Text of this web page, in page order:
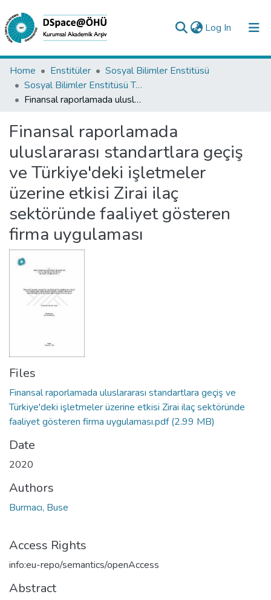
Log In (current)
Collections
All of DSpace
Analyze
Request/Question
Home Enstitüler
Sosyal Bilimler Enstitüsü
Sosyal Bilimler Enstitüsü Tez Koleksiyonu
Finansal raporlamada uluslararası standartlara geçiş ve Türkiye'deki işletmeler üzerine etkisi Zirai ilaç sektöründe faaliyet gösteren firma uygulaması
Finansal raporlamada
uluslararası standartlara geçiş
ve Türkiye'deki işletmeler
üzerine etkisi Zirai ilaç
sektöründe faaliyet gösteren
firma uygulaması
Files
Finansal raporlamada uluslararası standartlara geçiş ve
Türkiye'deki işletmeler üzerine etkisi Zirai ilaç sektöründe
faaliyet gösteren firma uygulaması.pdf(2.99 MB)
Date
2020
Authors
Burmacı, Buse
Access Rights
info:eu-repo/semantics/openAccess
Abstract